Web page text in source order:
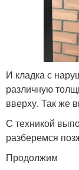
И кладка с
различную
вверху. Так же
С техникой
разберемся
Продолжим